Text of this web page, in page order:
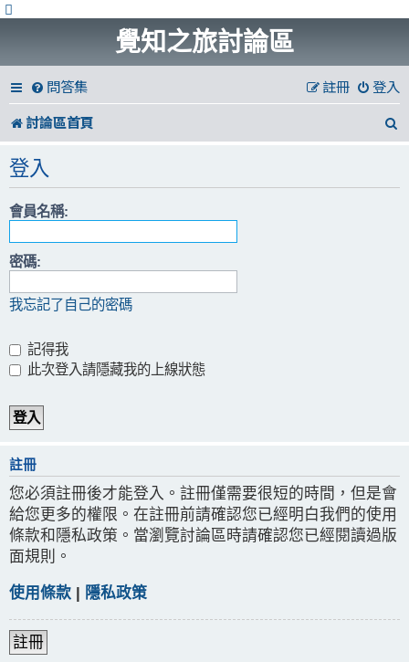
覺知之旅討論區
問答集 登入
註冊
討論區首頁
登入
會員名稱:
密碼:
我忘記了自己的密碼
記得我
此次登入請隱藏我的上線狀態
註冊
您必須註冊後才能登入。註冊僅需要很短的時間，但是會
給您更多的權限。在註冊前請確認您已經明白我們的使用
條款和隱私政策。當瀏覽討論區時請確認您已經閱讀過版
面規則。
使用條款 | 隱私政策
註冊